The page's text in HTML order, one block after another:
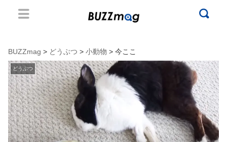
BUZZmag > どうぶつ > 小動物 > 今ここ
どうぶつ